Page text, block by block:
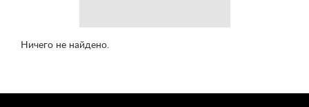
Ничего не найдено.